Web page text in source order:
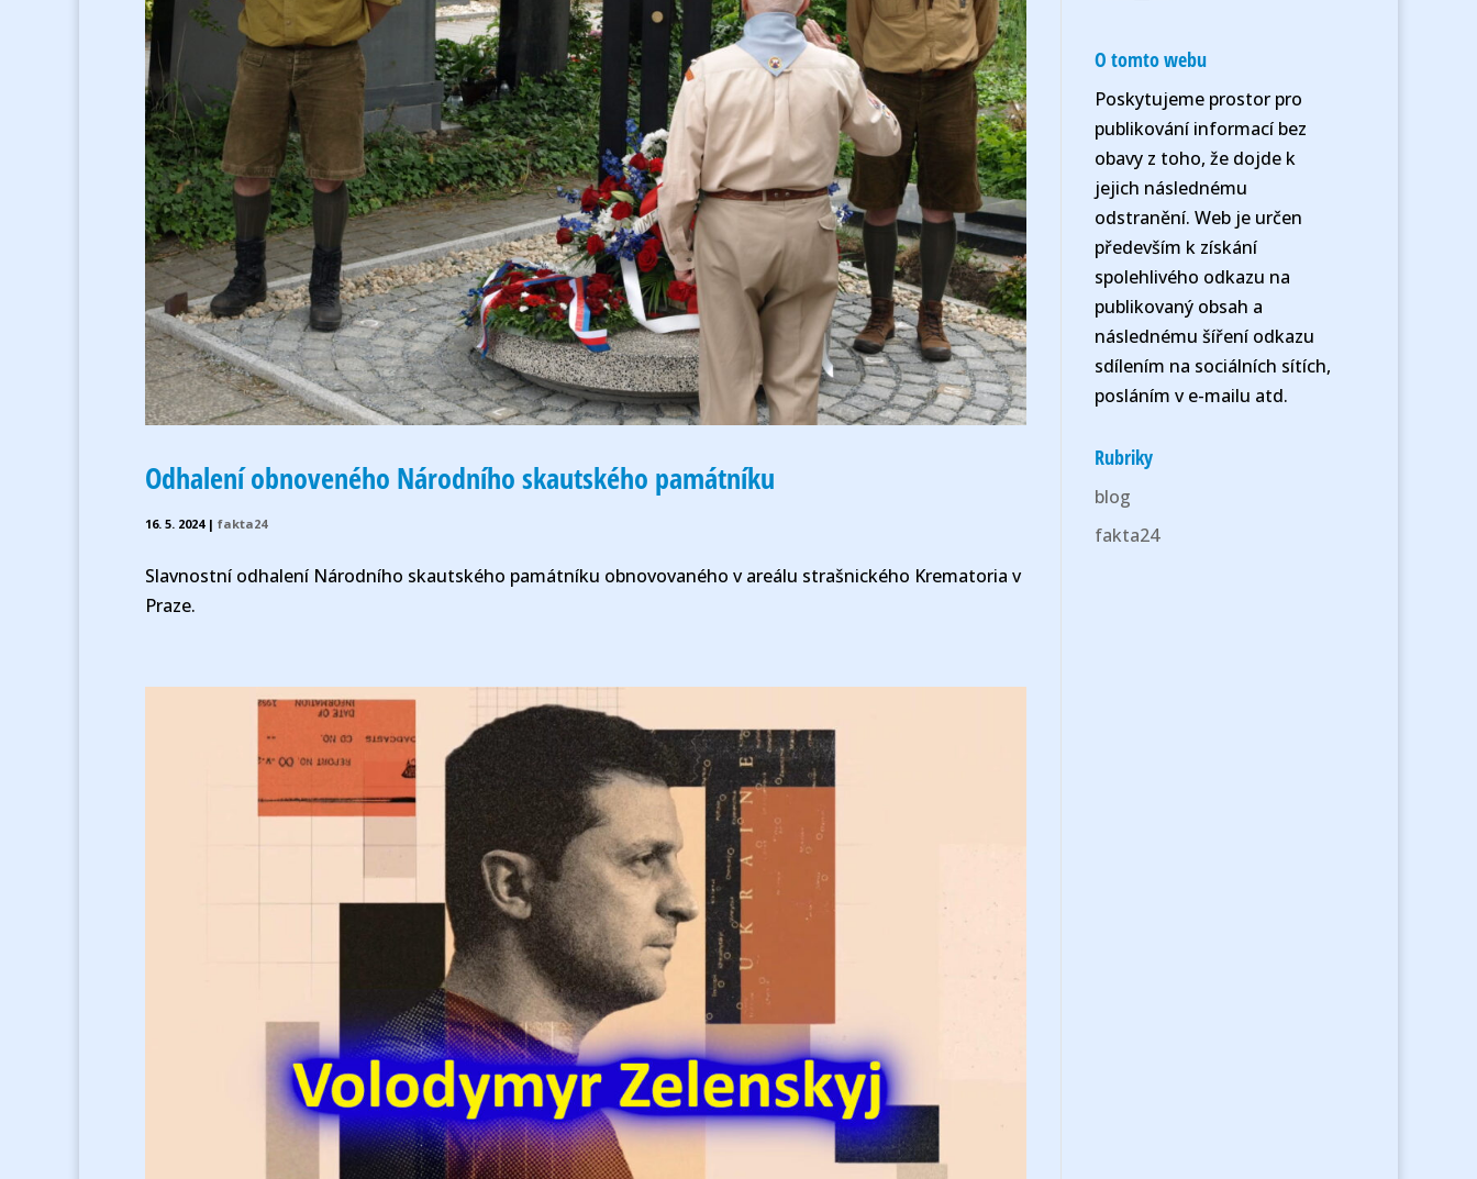
Odhalení obnoveného Národního skautského památníku
16. 5. 2024| fakta24
Slavnostní odhalení Národního skautského památníku obnovovaného v areálu strašnického Krematoria v
Praze.
O tomto webu
Poskytujeme prostor pro
publikování informací bez
obavy z toho, že dojde k
jejich následnému
odstranění. Web je určen
především k získání
spolehlivého odkazu na
publikovaný obsah a
následnému šíření odkazu
sdílením na sociálních sítích,
posláním v e-mailu atd.
Rubriky
blog
fakta24